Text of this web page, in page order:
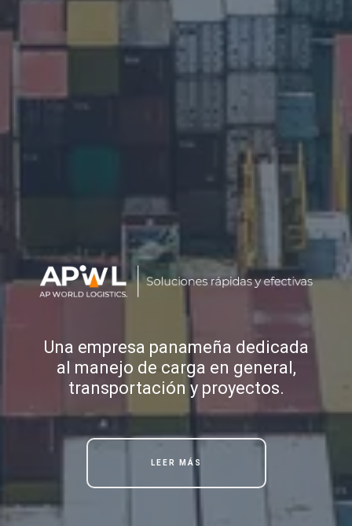
Una empresa panameña dedicada
al manejo de carga en general,
transportación y proyectos.
LEER MÁS